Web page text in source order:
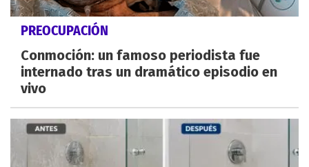
PREOCUPACIÓN
Conmoción: un famoso periodista fue
internado tras un dramático episodio en
vivo